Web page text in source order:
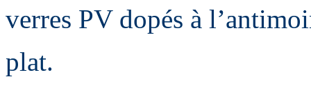
verres PV dopés à
plat.